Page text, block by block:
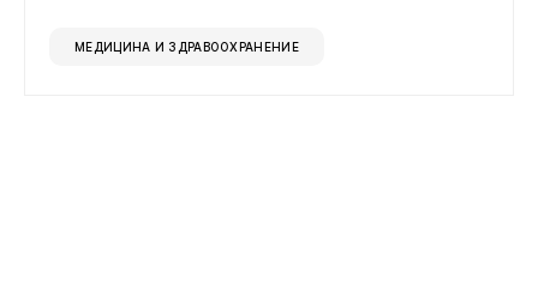
МЕДИЦИНА И ЗДРАВООХРАНЕНИЕ